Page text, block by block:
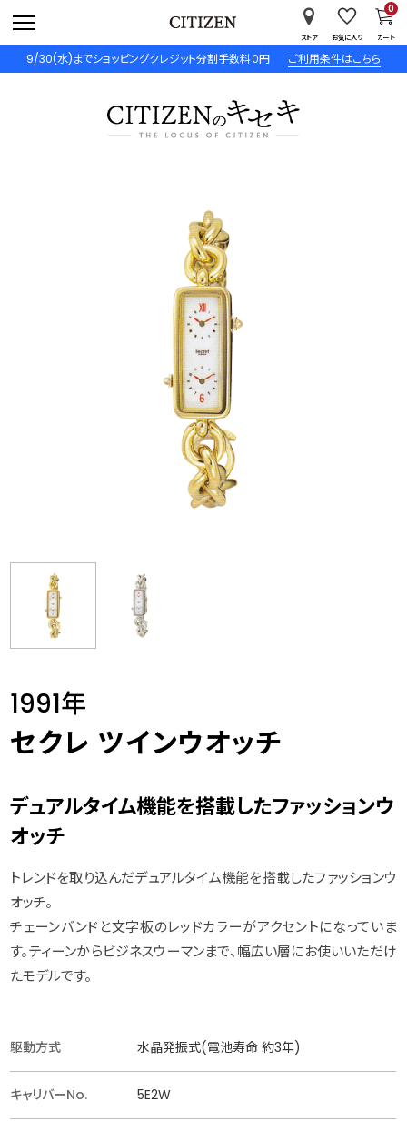
9/30(水)までショッピングクレジット分割手数料０円 ご利用条件はこちら
ストア お気に入り カート
0
1991年
セクレ ツインウオッチ
デュアルタイム機能を搭載したファッションウ
オッチ
トレンドを取り込んだデュアルタイム機能を搭載したファッションウ
オッチ。
チェーンバンドと文字板のレッドカラーがアクセントになっていま
す。ティーンからビジネスウーマンまで、幅広い層にお使いいただけ
たモデルです。
駆動方式 水晶発振式(電池寿命 約3年)
キャリバーNo. 5E2W